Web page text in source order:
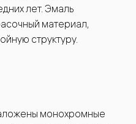
лет. Эмаль
материал,
структуру.
монохромные